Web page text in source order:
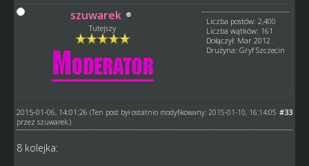
szuwarek
Tutejszy
Liczba postów: 2,400
Liczba wątków: 161
Dołączył: Mar 2012
Drużyna: Gryf Szczecin
#33
2015-01-06, 14:01:26 (Ten post był ostatnio modyfikowany: 2015-01-10, 16:14:05
przez szuwarek.)
8 kolejka: